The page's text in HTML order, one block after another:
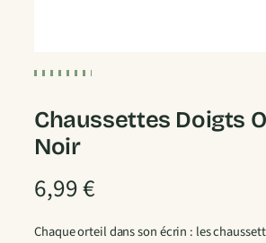
Chaussettes Doigts
Noir
6,99€
Chaque orteil dans son écrin : les